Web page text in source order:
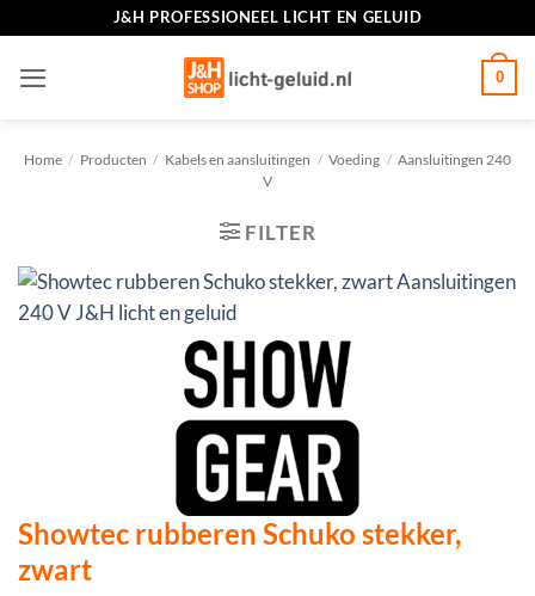
inhoud
J&H PROFESSIONEEL LICHT EN GELUID
0
Home / Producten / Kabels en aansluitingen / Voeding / Aansluitingen 240
V
FILTER
Showtec rubberen Schuko stekker,
zwart